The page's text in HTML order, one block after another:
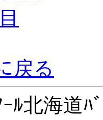
戻る
ｰﾙ北海道